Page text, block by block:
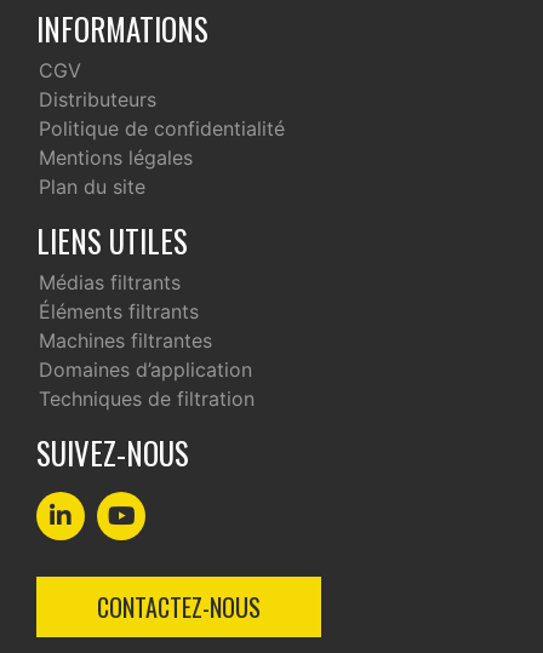
INFORMATIONS
CGV
Distributeurs
Politique de confidentialité
Mentions légales
Plan du site
LIENS UTILES
Médias filtrants
Éléments filtrants
Machines filtrantes
Domaines d’application
Techniques de filtration
SUIVEZ-NOUS
CONTACTEZ-NOUS